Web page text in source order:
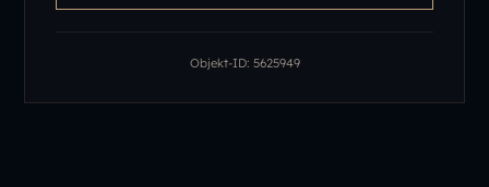
Objekt-ID: 5625949